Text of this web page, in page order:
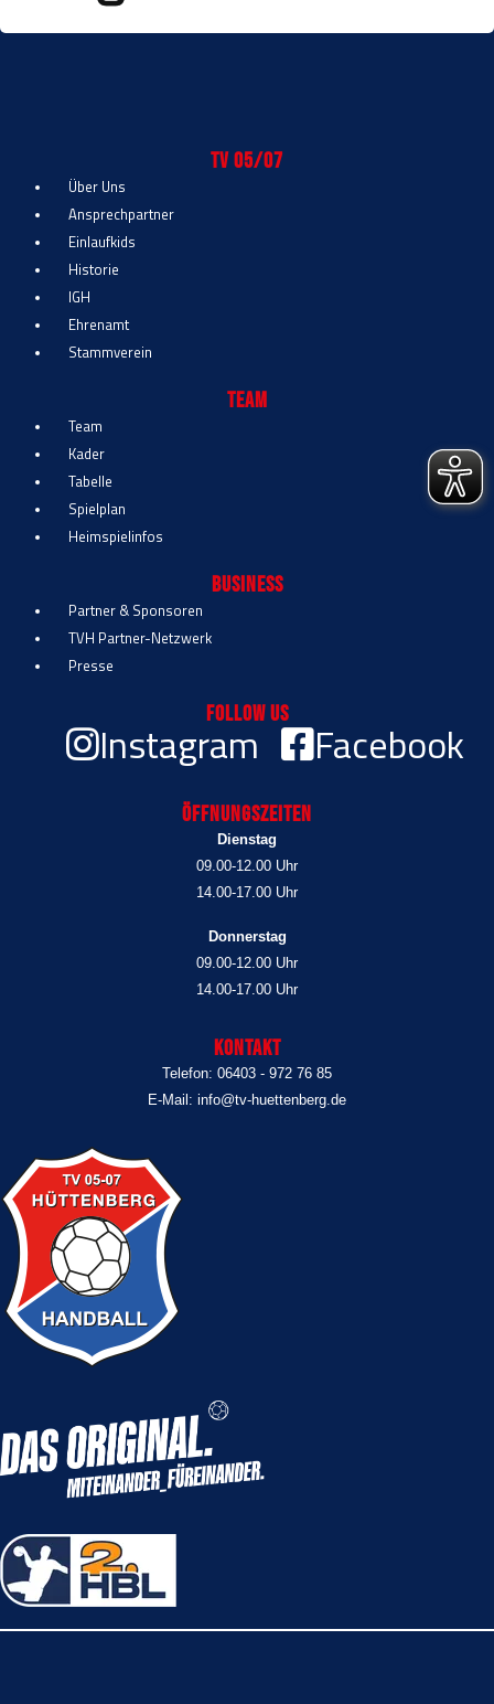
TV 05/07
Über Uns
Ansprechpartner
Einlaufkids
Historie
IGH
Ehrenamt
Stammverein
Team
Team
Kader
Tabelle
Spielplan
Heimspielinfos
Business
Partner & Sponsoren
TVH Partner-Netzwerk
Presse
Follow Us
Instagram Facebook
Öffnungszeiten
Dienstag
09.00-12.00 Uhr
14.00-17.00 Uhr
Donnerstag
09.00-12.00 Uhr
14.00-17.00 Uhr
Kontakt
Telefon: 06403 - 972 76 85
E-Mail: info@tv-huettenberg.de